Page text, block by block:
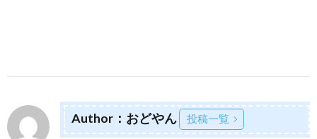
Author：おどやん 投稿一覧